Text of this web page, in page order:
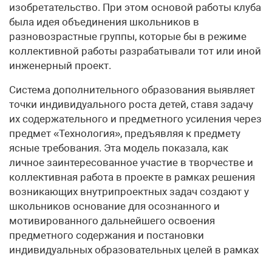
изобретательство. При этом основой работы клуба
была идея объединения школьников в
разновозрастные группы, которые бы в режиме
коллективной работы разрабатывали тот или иной
инженерный проект.
Система дополнительного образования выявляет
точки индивидуального роста детей, ставя задачу
их содержательного и предметного усиления через
предмет «Технология», предъявляя к предмету
ясные требования. Эта модель показала, как
личное заинтересованное участие в творчестве и
коллективная работа в проекте в рамках решения
возникающих внутрипроектных задач создают у
школьников основание для осознанного и
мотивированного дальнейшего освоения
предметного содержания и постановки
индивидуальных образовательных целей в рамках